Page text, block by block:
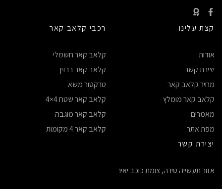
קצת עלינו
אודות
יצירת קשר
מחיר קלאב קאר
קלאב קאר מומלץ
מאמרים
מפת אתר
רכבי קלאב קאר
קלאב קאר חשמלי
קלאב קאר בנזין
טרקטור משא
קלאב קאר שטח 4×4
קלאב קאר מוגבה
קלאב קאר 4 מקומות
יצירת קשר
אזור תעשייה טירה, צומת כוכב יאיר